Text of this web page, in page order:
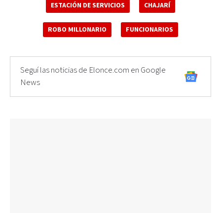
ESTACIÓN DE SERVICIOS CHAJARÍ
ROBO MILLONARIO FUNCIONARIOS
Seguí las noticias de Elonce.com en Google
News